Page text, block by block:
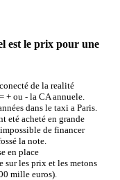
est le prix pour une
de la realité
+ ou - la CA annuele.
dans le taxi a Paris.
eté acheté en grande
de financer
la note.
en place
sur les prix et les metons
mille euros).